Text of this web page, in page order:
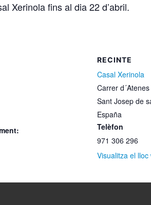
Xerinola fins al dia 22 d’abril.
RECINTE
Casal Xerinola
Carrer
Sant Josep de
España
Telèfon
971 306 296
Visualitza el